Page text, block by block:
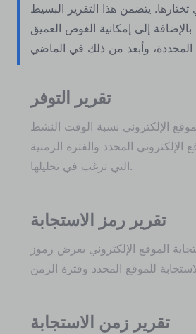
تختارها. يتضمن هذا التقرير البسيط
إلى إمكانية الغوص العميق
تقرير التوفر
الإلكتروني نسبة الوقت النشط
الإلكتروني المحدد والفترة الزمنية
التي ترغب في تحليلها.
تقرير رمز الاستجابة
الموقع الإلكتروني بعرض رموز
تقرير زمن الاستجابة